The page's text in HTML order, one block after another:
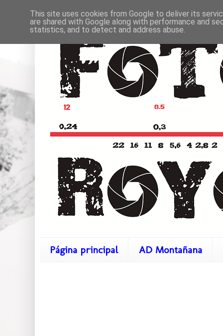
Página principal AD Montañana
This site uses cookies from Google to deliver its
are shared with Google along with performance and
statistics, and to detect and address abuse.